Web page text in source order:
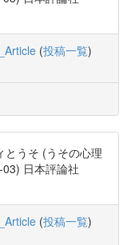
(投稿一覧)
とうそ (うその心理
日本評論社
(投稿一覧)